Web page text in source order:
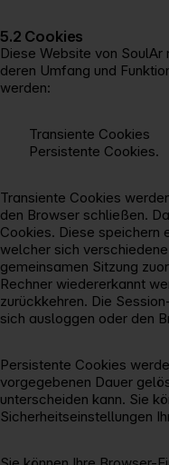
5.2 Cookies
Diese Website von
deren Umfang und
werden:
Transiente Cookies
Persistente Cookies.
Transiente Cookies
den Browser schließen.
Cookies. Diese speichern
welcher sich
gemeinsamen Sitzung
Rechner wiedererkannt
zurückkehren. Die
sich ausloggen oder den
Persistente Cookies
vorgegebenen Dauer
unterscheiden kann. Sie
Sicherheitseinstellungen